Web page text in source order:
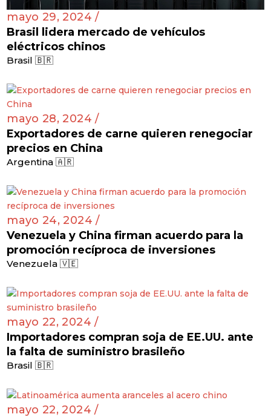
mayo 29, 2024 /
Brasil lidera mercado de vehículos
eléctricos chinos
Brasil 🇧🇷
mayo 28, 2024 /
Exportadores de carne quieren renegociar
precios en China
Argentina 🇦🇷
mayo 24, 2024 /
Venezuela y China firman acuerdo para la
promoción recíproca de inversiones
Venezuela 🇻🇪
mayo 22, 2024 /
Importadores compran soja de EE.UU. ante
la falta de suministro brasileño
Brasil 🇧🇷
mayo 22, 2024 /